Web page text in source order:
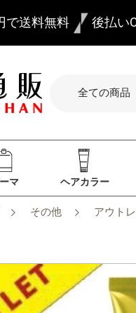
で送料無料 後払い
マ ヘアカラー
その他 アウト